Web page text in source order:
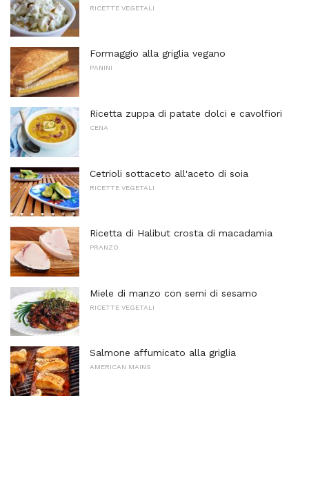
RICETTE VEGETALI
Formaggio alla griglia vegano
PANINI
Ricetta zuppa di patate dolci e cavolfiori
CENA
Cetrioli sottaceto all'aceto di soia
RICETTE VEGETALI
Ricetta di Halibut crosta di macadamia
PRANZO
Miele di manzo con semi di sesamo
RICETTE VEGETALI
Salmone affumicato alla griglia
AMERICAN MAINS